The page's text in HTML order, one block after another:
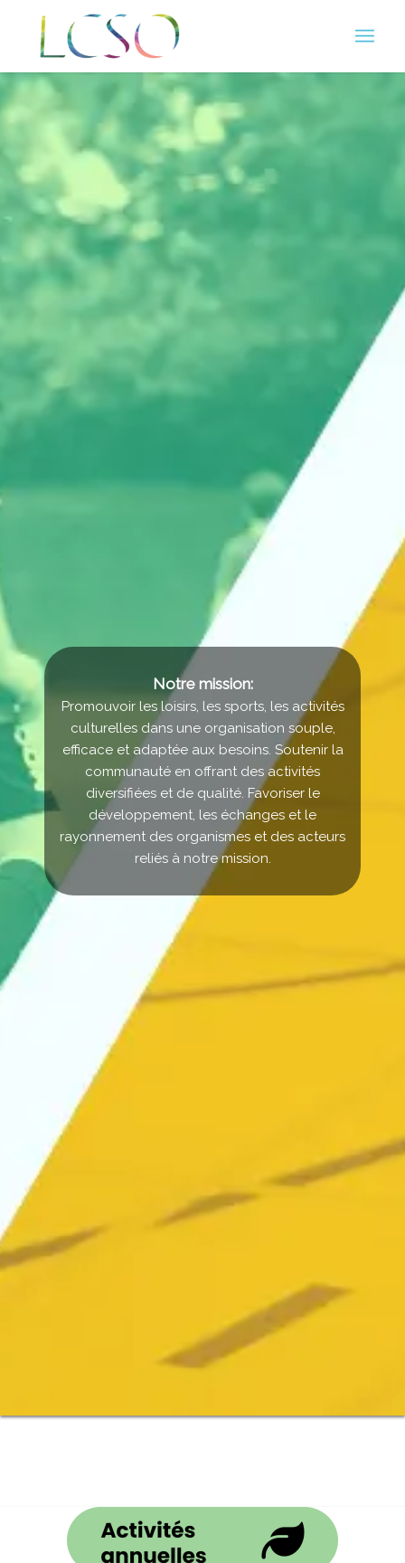
Notre mission:
Promouvoir les loisirs, les sports, les activités
culturelles dans une organisation souple,
efficace et adaptée aux besoins. Soutenir la
communauté en offrant des activités
diversifiées et de qualité. Favoriser le
développement, les échanges et le
rayonnement des organismes et des acteurs
reliés à notre mission.